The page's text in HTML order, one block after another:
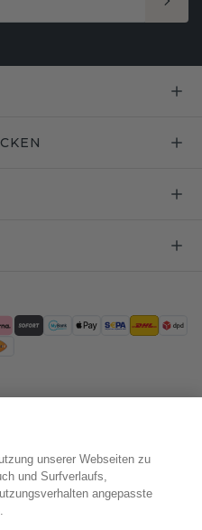
unserer Webseiten zu
und Surfverlaufs,
angepasste